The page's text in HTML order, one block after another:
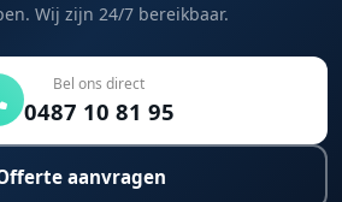
Wij zijn 24/7 bereikbaar.
Bel ons direct
0487 10 81 95
aanvragen